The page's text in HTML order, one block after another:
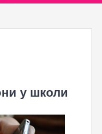
у школи